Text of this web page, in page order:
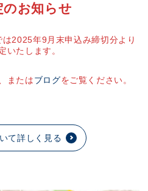
のお知らせ
2025年9月末申込み締切分より
いたします。
、またはブログをご覧ください。
て詳しく見る